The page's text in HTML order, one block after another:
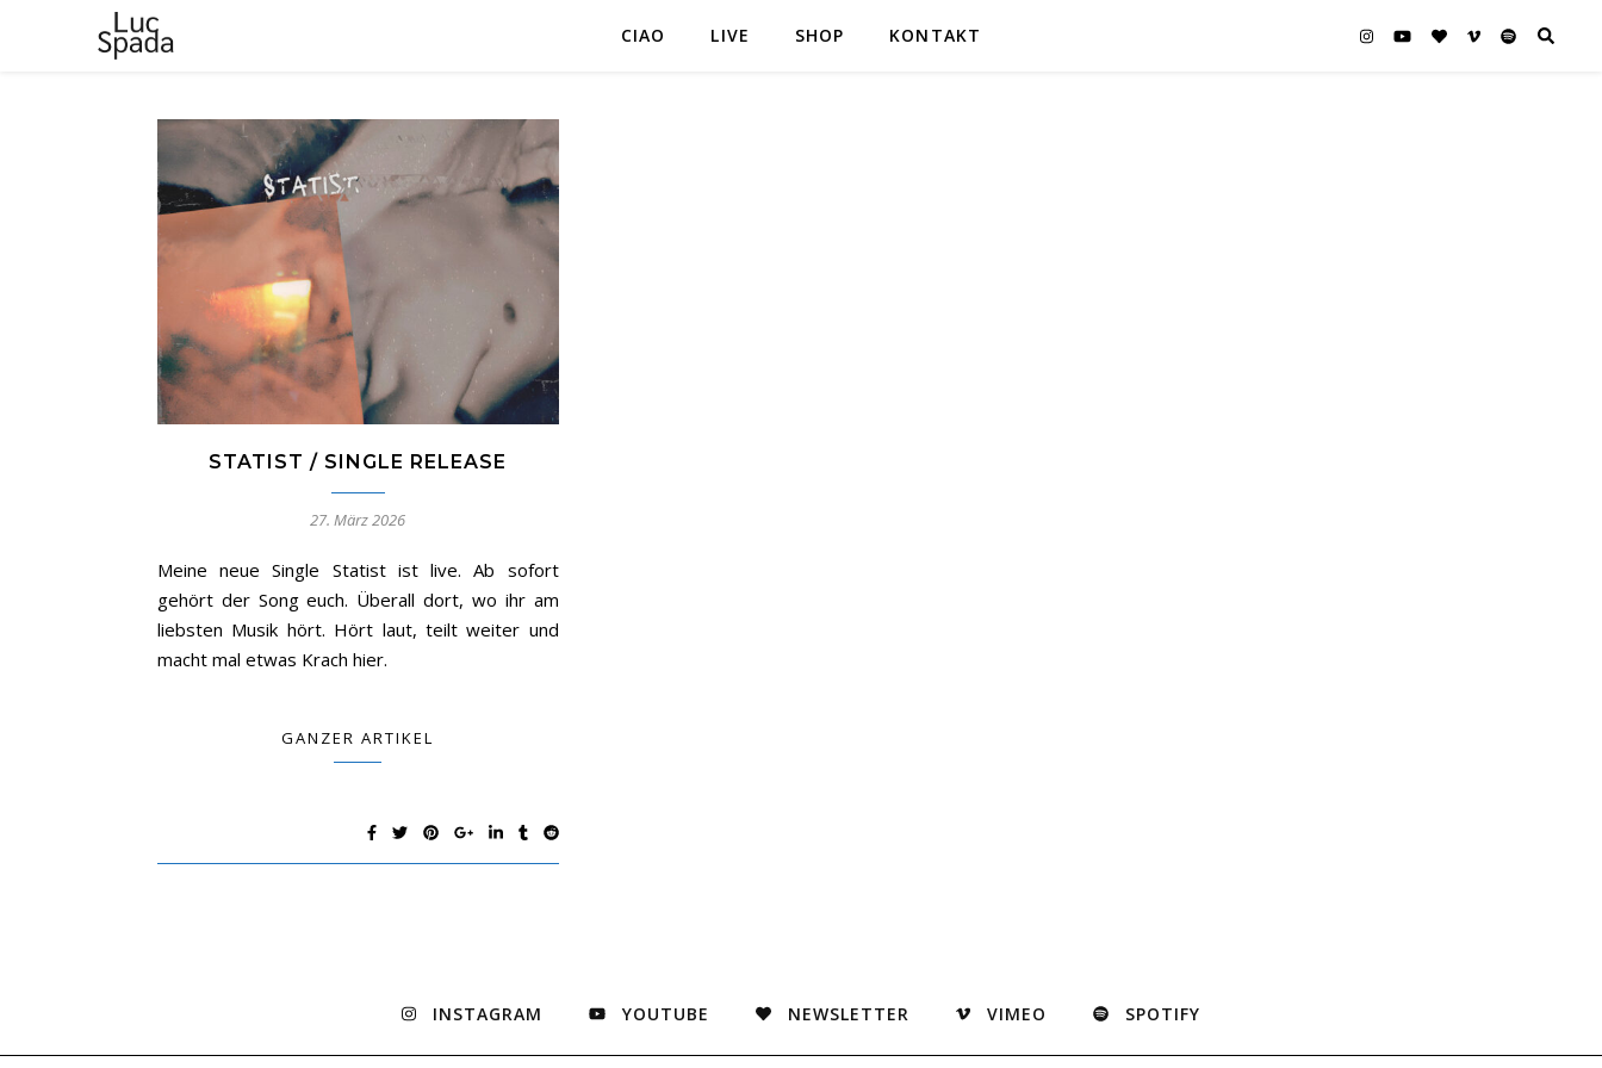
CIAO LIVE SHOP KONTAKT
STATIST / SINGLE RELEASE
27. März 2026
Meine neue Single Statist ist live. Ab sofort
gehört der Song euch. Überall dort, wo ihr am
liebsten Musik hört. Hört laut, teilt weiter und
macht mal etwas Krach hier.
GANZER ARTIKEL
INSTAGRAM YOUTUBE NEWSLETTER VIMEO SPOTIFY